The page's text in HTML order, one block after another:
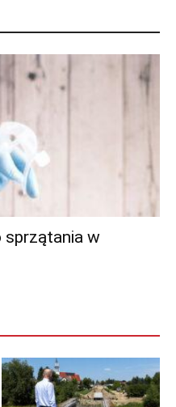
sprzątania w